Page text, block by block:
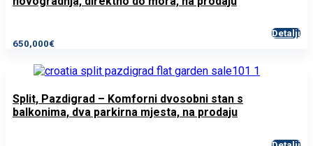
650,000€
Detalji
Split, Pazdigrad – Komforni dvosobni stan s
balkonima, dva parkirna mjesta, na prodaju